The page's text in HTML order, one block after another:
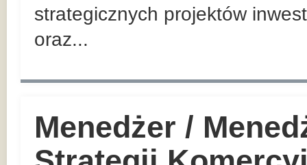
strategicznych projektów
oraz...
Menedżer /